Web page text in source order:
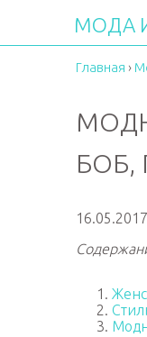
МОДА
Главная ›
БОБ,
16.05.2017